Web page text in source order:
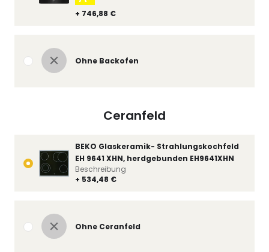
+ 746,88 €
Ohne Backofen
Ceranfeld
BEKO Glaskeramik- Strahlungskochfeld
EH 9641 XHN, herdgebunden EH9641XHN
+ 534,48 €
Beschreibung
Ohne Ceranfeld